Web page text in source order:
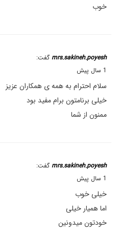
خوب
mrs.sakineh.poyesh گفت:
1 سال پیش
سلام احترام به همه ی همکاران عزیز
خیلی برنامتون برام مفید بود
ممنون از شما
mrs.sakineh.poyesh گفت:
1 سال پیش
خیلی خوب
اما همیار خیلی
خودتون میدونین